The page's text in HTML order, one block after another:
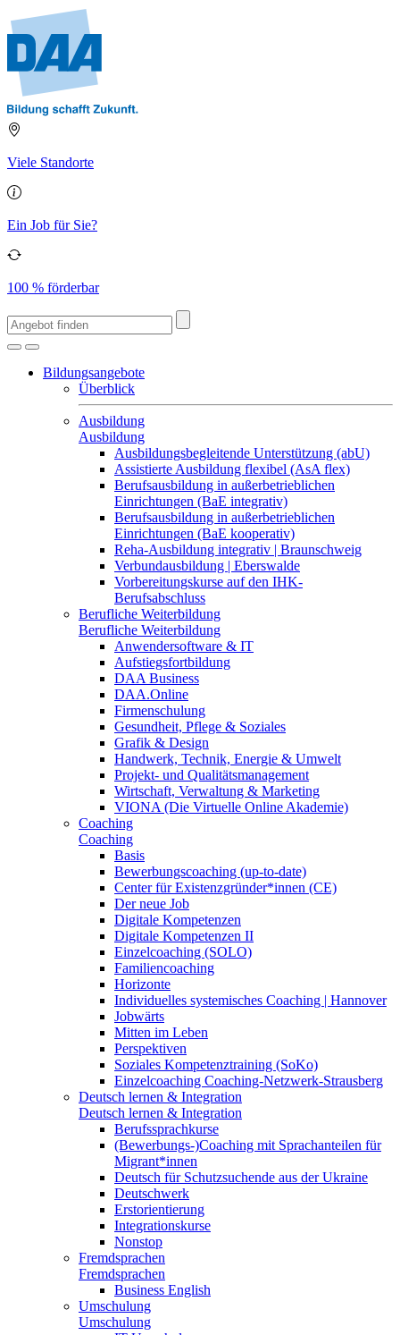
Viele Standorte
Ein Job für Sie?
100 % förderbar
Bildungsangebote
Überblick
Ausbildung
Ausbildung
Ausbildungsbegleitende Unterstützung (abU)
Assistierte Ausbildung flexibel (AsA flex)
Berufsausbildung in außerbetrieblichen
Einrichtungen (BaE integrativ)
Berufsausbildung in außerbetrieblichen
Einrichtungen (BaE kooperativ)
Reha-Ausbildung integrativ | Braunschweig
Verbundausbildung | Eberswalde
Vorbereitungskurse auf den IHK-
Berufsabschluss
Berufliche Weiterbildung
Berufliche Weiterbildung
Anwendersoftware & IT
Aufstiegsfortbildung
DAA Business
DAA.Online
Firmenschulung
Gesundheit, Pflege & Soziales
Grafik & Design
Handwerk, Technik, Energie & Umwelt
Projekt- und Qualitätsmanagement
Wirtschaft, Verwaltung & Marketing
VIONA (Die Virtuelle Online Akademie)
Coaching
Coaching
Basis
Bewerbungscoaching (up-to-date)
Center für Existenzgründer*innen (CE)
Der neue Job
Digitale Kompetenzen
Digitale Kompetenzen II
Einzelcoaching (SOLO)
Familiencoaching
Horizonte
Individuelles systemisches Coaching | Hannover
Jobwärts
Mitten im Leben
Perspektiven
Soziales Kompetenztraining (SoKo)
Einzelcoaching Coaching-Netzwerk-Strausberg
Deutsch lernen & Integration
Deutsch lernen & Integration
Berufssprachkurse
(Bewerbungs-)Coaching mit Sprachanteilen für
Migrant*innen
Deutsch für Schutzsuchende aus der Ukraine
Deutschwerk
Erstorientierung
Integrationskurse
Nonstop
Fremdsprachen
Fremdsprachen
Business English
Umschulung
Umschulung